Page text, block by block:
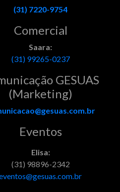
(31) 7220-9754
Comercial
Saara:
(31) 99265-0237
GESUAS
(Marketing)
Eventos
Elisa:
(31) 98896-2342